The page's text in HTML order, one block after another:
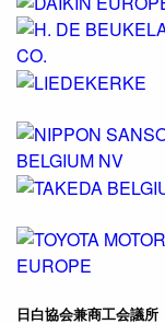
日白協会兼商工会議所